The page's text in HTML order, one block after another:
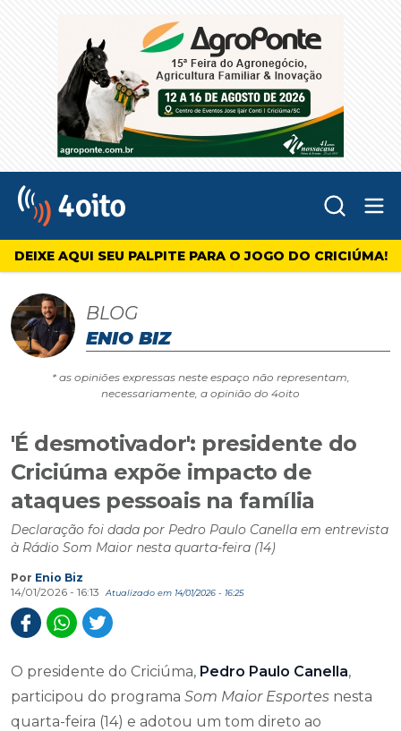
4oito
DEIXE AQUI SEU PALPITE PARA O JOGO DO CRICIÚMA!
BLOG
ENIO BIZ
* as opiniões expressas neste espaço não representam,
necessariamente, a opinião do 4oito
'É desmotivador': presidente do
Criciúma expõe impacto de
ataques pessoais na família
Declaração foi dada por Pedro Paulo Canella em entrevista
à Rádio Som Maior nesta quarta-feira (14)
Por Enio Biz
14/01/2026 - 16:13
Atualizado em 14/01/2026 - 16:25
O presidente do Criciúma, Pedro Paulo Canella,
participou do programa Som Maior Esportes nesta
quarta-feira (14) e adotou um tom direto ao